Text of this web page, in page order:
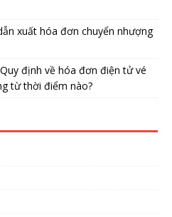
xuất hóa đơn chuyển nhượng
Quy định về hóa đơn điện tử vé
từ thời điểm nào?